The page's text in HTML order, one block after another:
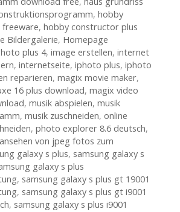
, hobby
, hobby constructor plus
Bildergalerie, Homepage
plus 4, image erstellen, internet
, internetseite, iphoto plus, iphoto
reparieren, magix movie maker,
16 plus download, magix video
, musik abspielen, musik
, musik zuschneiden, online
, photo explorer 8.6 deutsch,
von jpeg fotos zum
galaxy s plus, samsung galaxy s
galaxy s plus
, samsung galaxy s plus gt 19001
, samsung galaxy s plus gt i9001
, samsung galaxy s plus i9001